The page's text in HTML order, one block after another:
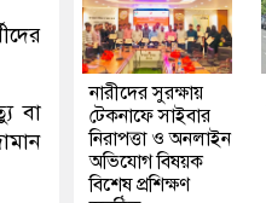
বা
নারীদের সুরক্ষায়
টেকনাফে সাইবার
নিরাপত্তা ও অনলাইন
অভিযোগ বিষয়ক
বিশেষ প্রশিক্ষণ